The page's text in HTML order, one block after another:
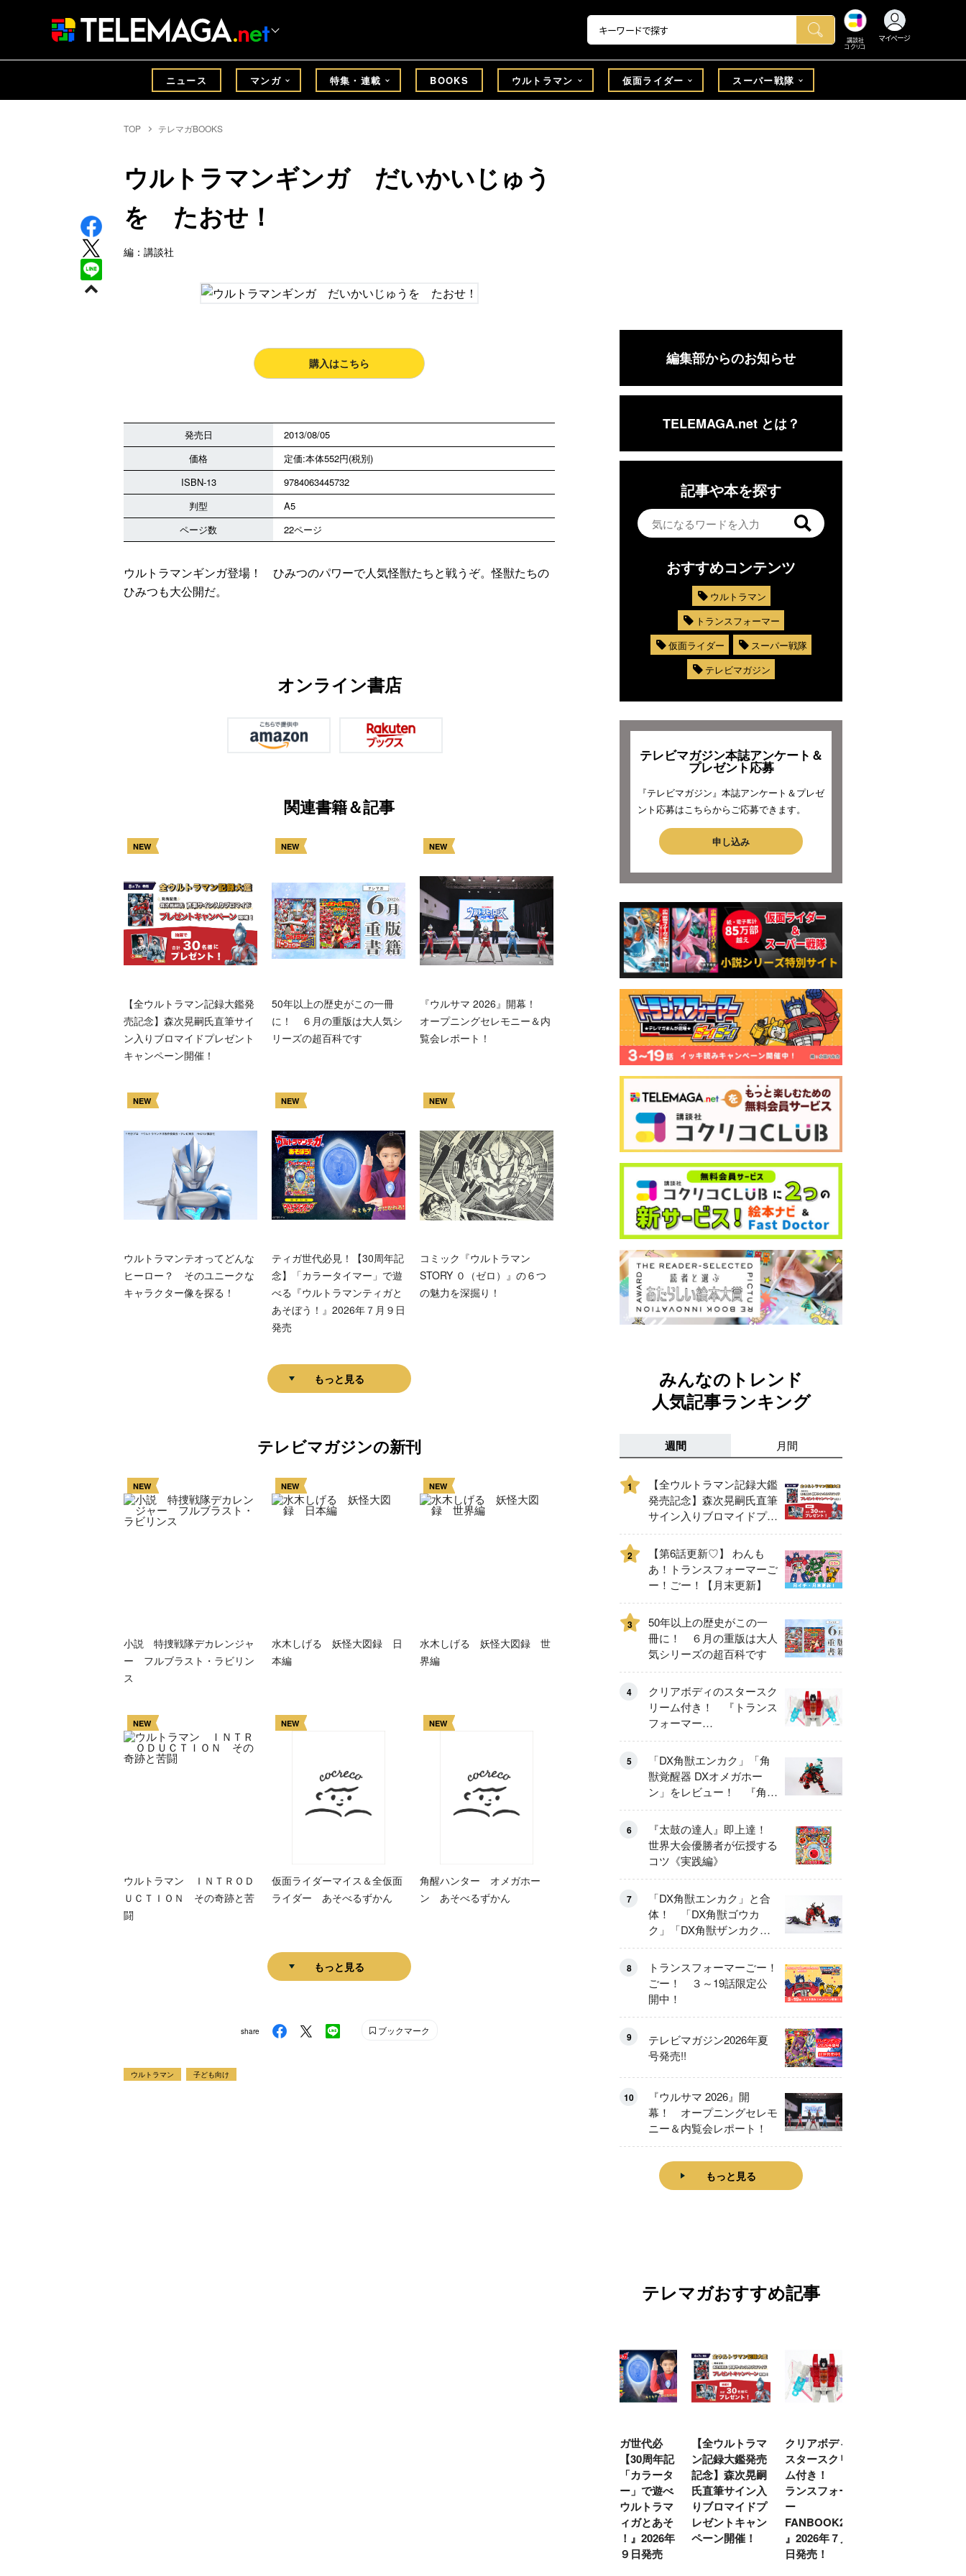
講談社
コクリコ
マイページ
ニュース マンガ 特集・連載 BOOKS ウルトラマン 仮面ライダー スーパー戦隊
TOP テレマガBOOKS
ウルトラマンギンガ だいかいじゅう
を たおせ！
編：講談社
購入はこちら
発売日
2013/08/05
価格
定価:本体552円(税別)
ISBN-13
9784063445732
判型
A5
ページ数
22ページ
ウルトラマンギンガ登場！ ひみつのパワーで人気怪獣たちと戦うぞ。怪獣たちの
ひみつも大公開だ。
オンライン書店
関連書籍＆記事
NEW
【全ウルトラマン記録大鑑発
売記念】森次晃嗣氏直筆サイ
ン入りブロマイドプレゼント
キャンペーン開催！
NEW
50年以上の歴史がこの一冊
に！ ６月の重版は大人気シ
リーズの超百科です
NEW
『ウルサマ 2026』開幕！
オープニングセレモニー＆内
覧会レポート！
NEW
ウルトラマンテオってどんな
ヒーロー？ そのユニークな
キャラクター像を探る！
NEW
ティガ世代必見！【30周年記
念】「カラータイマー」で遊
べる『ウルトラマンティガと
あそぼう！』2026年７月９日
発売
NEW
コミック『ウルトラマン
STORY ０（ゼロ）』の６つ
の魅力を深掘り！
もっと見る
テレビマガジンの新刊
NEW
小説 特捜戦隊デカレンジャ
ー フルブラスト・ラビリン
ス
NEW
水木しげる 妖怪大図録 日
本編
NEW
水木しげる 妖怪大図録 世
界編
NEW
ウルトラマン ＩＮＴＲＯＤ
ＵＣＴＩＯＮ その奇跡と苦
闘
NEW
仮面ライダーマイス＆全仮面
ライダー あそべるずかん
NEW
角醒ハンター オメガホー
ン あそべるずかん
もっと見る
share ブックマーク
ウルトラマン 子ども向け
編集部からのお知らせ
TELEMAGA.net とは？
記事や本を探す
おすすめコンテンツ
ウルトラマン
トランスフォーマー
仮面ライダー
スーパー戦隊
テレビマガジン
テレビマガジン本誌アンケート＆
プレゼント応募
『テレビマガジン』本誌アンケート＆プレゼ
ント応募はこちらからご応募できます。
申し込み
みんなのトレンド
人気記事ランキング
週間 月間
1
【全ウルトラマン記録大鑑
発売記念】森次晃嗣氏直筆
サイン入りブロマイドプレ
ゼントキャンペーン開催！
2
【第6話更新♡】 わんも
あ！トランスフォーマーご
ー！ごー！【月末更新】
3
50年以上の歴史がこの一
冊に！ ６月の重版は大人
気シリーズの超百科です
4
クリアボディのスタースク
リーム付き！ 『トランス
フォーマー
FANBOOK2026』2026年
７月31日発売！
5
「DX角獣エンカク」「角
獣覚醒器 DXオメガホー
ン」をレビュー！ 『角醒
ハンター オメガホーン』
の玩具展開がスタート！
6
『太鼓の達人』即上達！
世界大会優勝者が伝授する
コツ《実践編》
7
「DX角獣エンカク」と合
体！ 「DX角獣ゴウカ
ク」「DX角獣ザンカク」
をレビュー！
8
トランスフォーマーごー！
ごー！ ３～19話限定公
開中！
9
テレビマガジン2026年夏
号発売!!
10
『ウルサマ 2026』開
幕！ オープニングセレモ
ニー＆内覧会レポート！
もっと見る
テレマガおすすめ記事
ティガ世代必
見！【30周年記
念】「カラータ
イマー」で遊べ
る『ウルトラマ
ンティガとあそ
ぼう！』2026年
７月９日発売
【全ウルトラマ
ン記録大鑑発売
記念】森次晃嗣
氏直筆サイン入
りブロマイドプ
レゼントキャン
ペーン開催！
クリアボディの
スタースクリー
ム付き！ 『ト
ランスフォーマ
ー
FANBOOK2026
』2026年７月31
日発売！